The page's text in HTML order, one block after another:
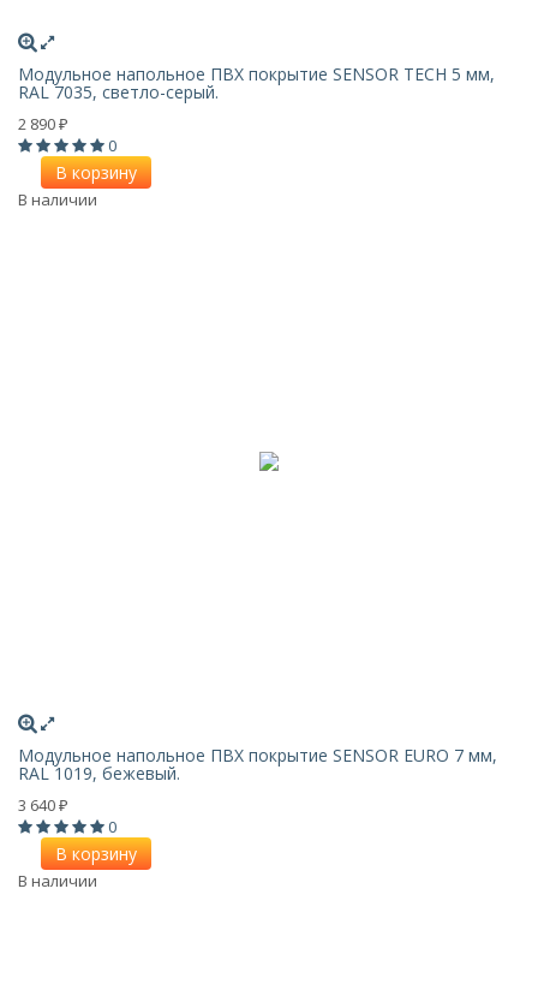
Модульное напольное ПВХ покрытие SENSOR TECH 5 мм,
RAL 7035, светло-серый.
2 890 ₽
0
В корзину
В наличии
Модульное напольное ПВХ покрытие SENSOR EURO 7 мм,
RAL 1019, бежевый.
3 640 ₽
0
В корзину
В наличии